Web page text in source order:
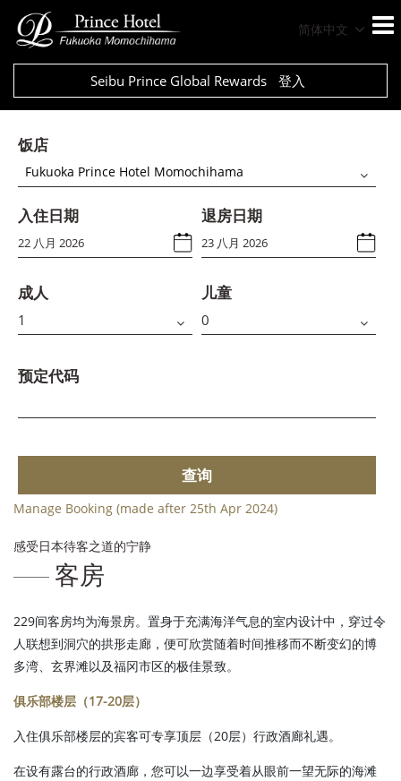
简体中文
Seibu Prince Global Rewards 登入
饭店
Fukuoka Prince Hotel Momochihama
入住日期 退房日期
成人 儿童
预定代码
查询
Manage Booking (made after 25th Apr 2024)
感受日本待客之道的宁静
客房
229间客房均为海景房。置身于充满海洋气息的室内设计中，穿过令
人联想到洞穴的拱形走廊，便可欣赏随着时间推移而不断变幻的博
多湾、玄界滩以及福冈市区的极佳景致。
俱乐部楼层（17-20层）
入住俱乐部楼层的宾客可专享顶层（20层）行政酒廊礼遇。
在设有露台的行政酒廊，您可以一边享受着从眼前一望无际的海滩